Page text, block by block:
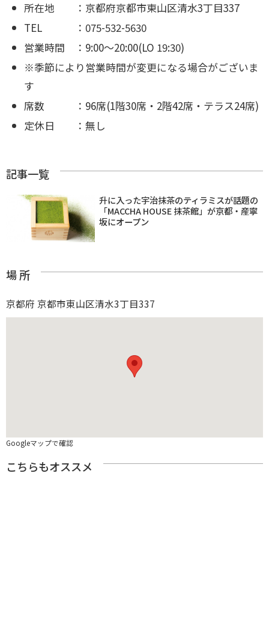
所在地 ：京都府京都市東山区清水3丁目337
TEL ：075-532-5630
営業時間 ：9:00～20:00(LO 19:30)
※季節により営業時間が変更になる場合がございま
す
席数 ：96席(1階30席・2階42席・テラス24席)
定休日 ：無し
記事一覧
升に入った宇治抹茶のティラミスが話題の
「MACCHA HOUSE 抹茶館」が京都・産寧
坂にオープン
場 所
京都府 京都市東山区清水3丁目337
Googleマップで確認
こちらもオススメ